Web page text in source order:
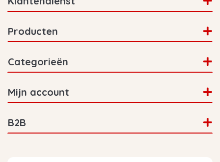
Producten
Categorieën
Mijn account
B2B